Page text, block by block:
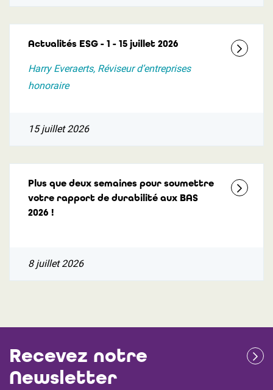
Actualités ESG - 1 - 15 juillet 2026
Harry Everaerts, Réviseur d’entreprises
honoraire
15 juillet 2026
Plus que deux semaines pour soumettre
votre rapport de durabilité aux BAS
2026 !
8 juillet 2026
Recevez notre
Newsletter